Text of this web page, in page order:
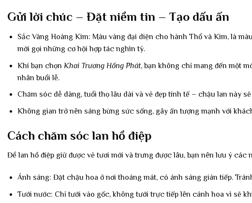
Gửi lời chúc – Đặt niềm tin – Tạo dấu ấn
Sắc Vàng Hoàng Kim: Màu vàng đại diện cho hành Thổ và Kim, là
mời gọi những cơ hội hợp tác nghìn tỷ.
Khi bạn chọn Khai Trương Hồng Phát, bạn không chỉ mang đến một
nhân buổi lễ.
Chăm sóc dễ dàng, tuổi thọ lâu dài và vẻ đẹp tinh tế – chậu lan này
Không gian trở nên sáng bừng sức sống, gây ấn tượng mạnh với
Cách chăm sóc lan hồ điệp
Để lan hồ điệp giữ được vẻ tươi mới và trưng được lâu, bạn nên lưu ý các
Ánh sáng: Đặt chậu hoa ở nơi thoáng mát, có ánh sáng gián tiếp.
Tưới nước: Chỉ tưới vào gốc, không tưới trực tiếp lên cánh hoa vì sẽ